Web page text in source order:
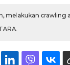
melakukan crawling